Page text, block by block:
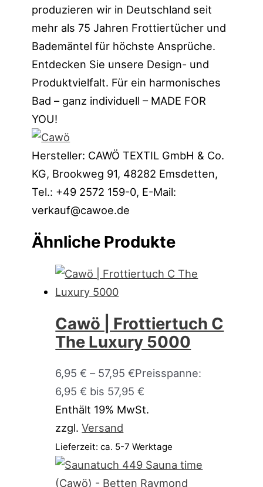
produzieren wir in Deutschland seit
mehr als 75 Jahren Frottiertücher und
Bademäntel für höchste Ansprüche.
Entdecken Sie unsere Design- und
Produktvielfalt. Für ein harmonisches
Bad – ganz individuell – MADE FOR
YOU!
Hersteller: CAWÖ TEXTIL GmbH & Co.
KG, Brookweg 91, 48282 Emsdetten,
Tel.: +49 2572 159-0, E-Mail:
verkauf@cawoe.de
Ähnliche Produkte
Cawö | Frottiertuch C
The Luxury 5000
6,95€ – 57,95€Preisspanne:
6,95 € bis 57,95 €
Enthält 19% MwSt.
zzgl.Versand
Lieferzeit: ca. 5-7 Werktage